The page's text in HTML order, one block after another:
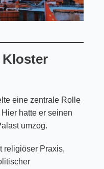
eine zentrale Rolle
hatte er seinen
umzog.
religiöser Praxis,